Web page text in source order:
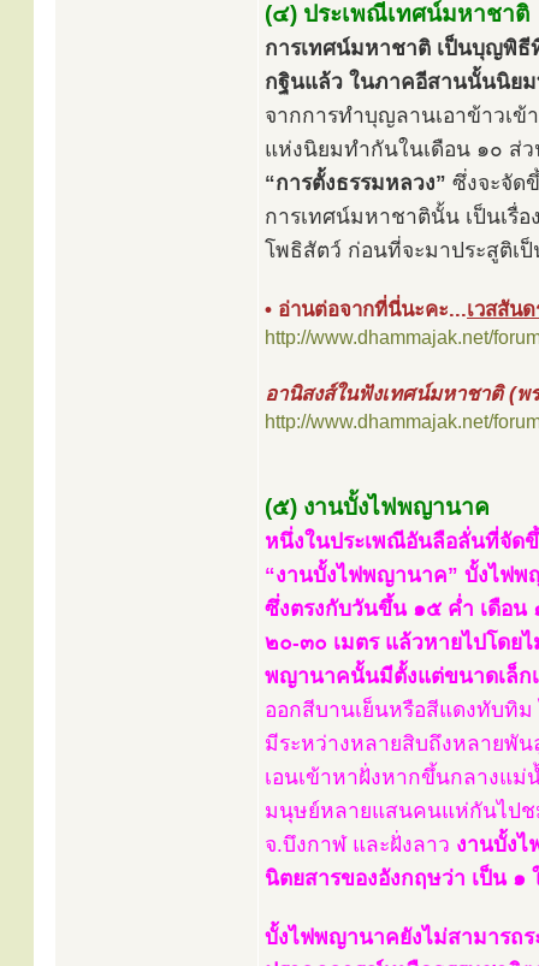
(๔) ประเพณีเทศน์มหาชาติ
การเทศน์มหาชาติ เป็นบุญพิ
กฐินแล้ว ในภาคอีสานนั้นนิยม
จากการทำบุญลานเอาข้าวเ
แห่งนิยมทำกันในเดือน ๑๐ ส่
“การตั้งธรรมหลวง” ซึ่งจะจัด
การเทศน์มหาชาตินั้น เป็นเรื่
โพธิสัตว์ ก่อนที่จะมาประสูติเ
• อ่านต่อจากที่นี่นะคะ...เวสสัน
http://www.dhammajak.net/
อานิสงส์ในฟังเทศน์มหาชาติ (
http://www.dhammajak.net/
(๕) งานบั้งไฟพญานาค
หนึ่งในประเพณีอันลือลั่นที่จัด
“งานบั้งไฟพญานาค” บั้งไฟพ
ซึ่งตรงกับวันขึ้น ๑๕ ค่ำ เดือ
๒๐-๓๐ เมตร แล้วหายไปโดย
พญานาคนั้นมีตั้งแต่ขนาดเล็ก
ออกสีบานเย็นหรือสีแดงทับทิ
มีระหว่างหลายสิบถึงหลายพั
เอนเข้าหาฝั่งหากขึ้นกลางแ
มนุษย์หลายแสนคนแห่กันไปช
จ.บึงกาฬ และฝั่งลาว งานบั้งไ
นิตยสารของอังกฤษว่า เป็น ๑
บั้งไฟพญานาคยังไม่สามารถ